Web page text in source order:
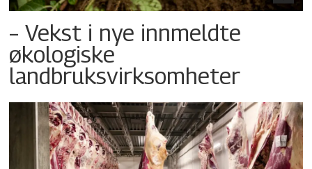
– Vekst i nye innmeldte
økologiske
landbruksvirksomheter